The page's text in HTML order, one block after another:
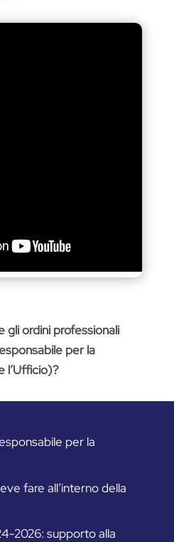
gli ordini professionali
per la
l’Ufficio)?
per la
fare all’interno della
2026: supporto alla